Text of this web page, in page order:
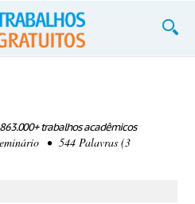
trabalhos acadêmicos
• 544 Palavras (3